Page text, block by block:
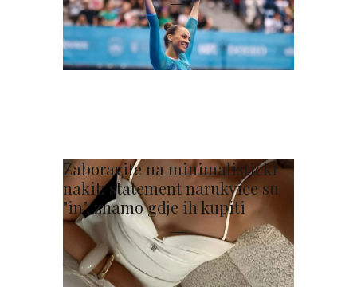
Zaboravite na minimalistički
nakit: statement narukvice su
"in", znamo gdje ih kupiti